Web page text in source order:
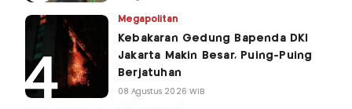
Megapolitan
Kebakaran Gedung Bapenda DKI
Jakarta Makin Besar, Puing-Puing
Berjatuhan
08 Agustus 2026 WIB